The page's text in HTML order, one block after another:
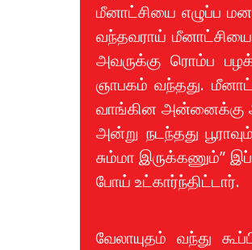
மீனாட்சியை எழுப்ப
வந்தவராய் மீனாட்சியை
அவருக்கு ரொம்ப
ஞாபகம் வந்தது.
வாங்கின அன்னைக்கு
அன்று நடந்தது
சும்மா இருக்கணும்”
போய் உட்கார்ந்திட்டார்.
வேலாயுதம் வந்து